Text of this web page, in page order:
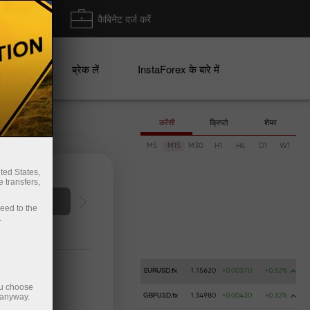
कैबिनेट दर्ज करें
ब्रेक लें InstaForex के बारे में
करेंसी क्रिप्टो शेयर
M5 M15 M30 H1 H4 D1 W1
EURUSD.fx 1.15620 +0.00370 +0.32%
GBPUSD.fx 1.34980 +0.00430 +0.32%
States,
transfers,
to the
choose